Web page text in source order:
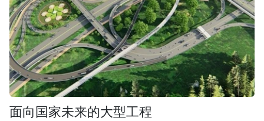
面向国家未来的大型工程